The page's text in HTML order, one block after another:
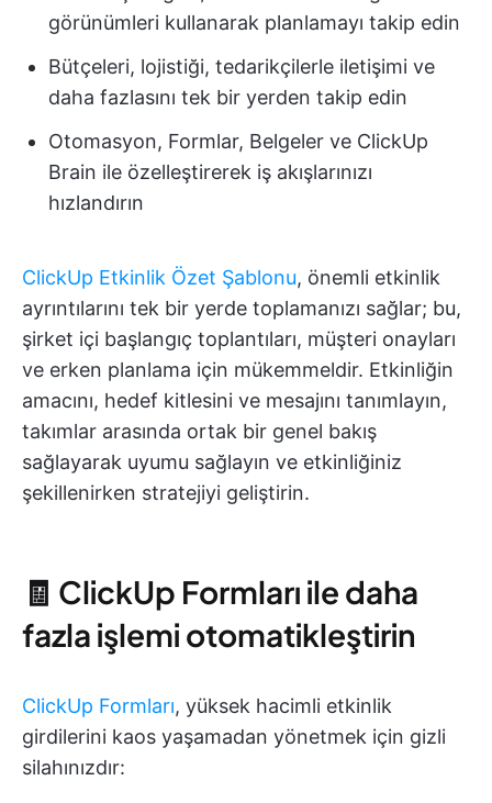
görünümleri kullanarak planlamayı takip edin
Bütçeleri, lojistiği, tedarikçilerle iletişimi ve
daha fazlasını tek bir yerden takip edin
Otomasyon, Formlar, Belgeler ve ClickUp
Brain ile özelleştirerek iş akışlarınızı
hızlandırın
ClickUp Etkinlik Özet Şablonu, önemli etkinlik
ayrıntılarını tek bir yerde toplamanızı sağlar; bu,
şirket içi başlangıç toplantıları, müşteri onayları
ve erken planlama için mükemmeldir. Etkinliğin
amacını, hedef kitlesini ve mesajını tanımlayın,
takımlar arasında ortak bir genel bakış
sağlayarak uyumu sağlayın ve etkinliğiniz
şekillenirken stratejiyi geliştirin.
🧾 ClickUp Formları ile daha
fazla işlemi otomatikleştirin
ClickUp Formları, yüksek hacimli etkinlik
girdilerini kaos yaşamadan yönetmek için gizli
silahınızdır: